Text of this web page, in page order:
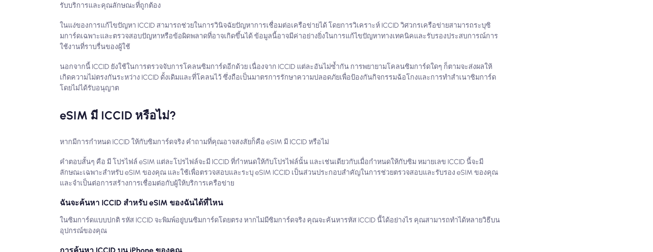
รับบริการและคุณลักษณะที่ถูกต้อง
ในแง่ของการแก้ไขปัญหา ICCID สามารถช่วยในการวินิจฉัยปัญหาการเชื่อมต่อเครือข่ายได้ โดยการวิเคราะห์ ICCID วิศวกรเครือข่ายสามารถระบุซิ
มการ์ดเฉพาะและตรวจสอบปัญหาหรือข้อผิดพลาดที่อาจเกิดขึ้นได้ ข้อมูลนี้อาจมีค่าอย่างยิ่งในการแก้ไขปัญหาทางเทคนิคและรับรองประสบการณ์การ
ใช้งานที่ราบรื่นของผู้ใช้
นอกจากนี้ ICCID ยังใช้ในการตรวจจับการโคลนซิมการ์ดอีกด้วย เนื่องจาก ICCID แต่ละอันไม่ซ้ำกัน การพยายามโคลนซิมการ์ดใดๆ ก็ตามจะส่งผลให้
เกิดความไม่ตรงกันระหว่าง ICCID ดั้งเดิมและที่โคลนไว้ ซึ่งถือเป็นมาตรการรักษาความปลอดภัยเพื่อป้องกันกิจกรรมฉ้อโกงและการทำสำเนาซิมการ์ด
โดยไม่ได้รับอนุญาต
eSIM มี ICCID หรือไม่?
หากมีการกำหนด ICCID ให้กับซิมการ์ดจริง คำถามที่คุณอาจสงสัยก็คือ eSIM มี ICCID หรือไม่
คำตอบสั้นๆ คือ มี โปรไฟล์ eSIM แต่ละโปรไฟล์จะมี ICCID ที่กำหนดให้กับโปรไฟล์นั้น และเช่นเดียวกับเมื่อกำหนดให้กับซิม หมายเลข ICCID นี้จะมี
ลักษณะเฉพาะสำหรับ eSIM ของคุณ และใช้เพื่อตรวจสอบและระบุ eSIM ICCID เป็นส่วนประกอบสำคัญในการช่วยตรวจสอบและรับรอง eSIM ของคุณ
และจำเป็นต่อการสร้างการเชื่อมต่อกับผู้ให้บริการเครือข่าย
ฉันจะค้นหา ICCID สำหรับ eSIM ของฉันได้ที่ไหน
ในซิมการ์ดแบบปกติ รหัส ICCID จะพิมพ์อยู่บนซิมการ์ดโดยตรง หากไม่มีซิมการ์ดจริง คุณจะค้นหารหัส ICCID นี้ได้อย่างไร คุณสามารถทำได้หลายวิธีบน
อุปกรณ์ของคุณ